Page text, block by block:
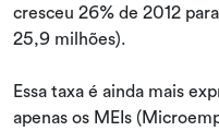
cresceu 26% de 2012
25,9 milhões).
Essa taxa é ainda mais
apenas os MEIs